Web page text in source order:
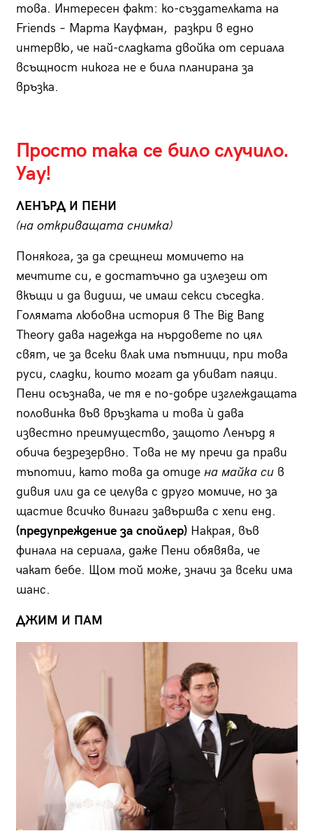
това. Интересен факт: ко-създателката на
Friends – Марта Кауфман, разкри в едно
интервю, че най-сладката двойка от сериала
всъщност никога не е била планирана за
връзка.
Просто така се било случило.
Уау!
ЛЕНЪРД И ПЕНИ
(на откриващата снимка)
Понякога, за да срещнеш момичето на
мечтите си, е достатъчно да излезеш от
вкъщи и да видиш, че имаш секси съседка.
Голямата любовна история в The Big Bang
Theory дава надежда на нърдовете по цял
свят, че за всеки влак има пътници, при това
руси, сладки, които могат да убиват паяци.
Пени осъзнава, че тя е по-добре изглеждащата
половинка във връзката и това ѝ дава
известно преимущество, защото Ленърд я
обича безрезервно. Това не му пречи да прави
тъпотии, като това да отиде на майка сив
дивия или да се целува с друго момиче, но за
щастие всичко винаги завършва с хепи енд.
(предупреждение за спойлер)Накрая, във
финала на сериала, даже Пени обявява, че
чакат бебе. Щом той може, значи за всеки има
шанс.
ДЖИМ И ПАМ